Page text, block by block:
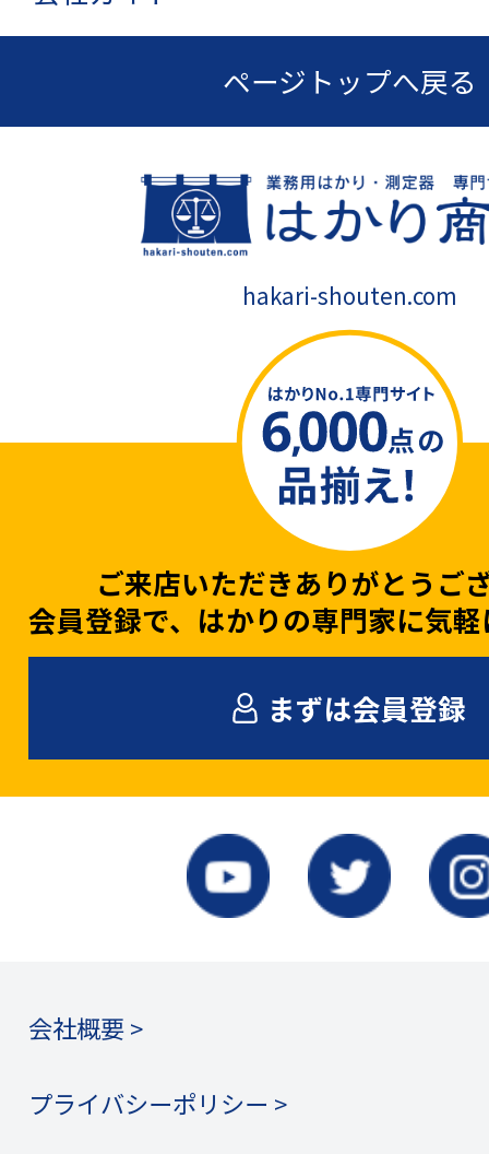
会社概要 >
プライバシーポリシー >
ご来店いただきありがとうご
会員登録で、はかりの専門家に気
まずは会員登録
ページトップへ戻る
hakari-shouten.com